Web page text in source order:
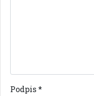
Podpis*